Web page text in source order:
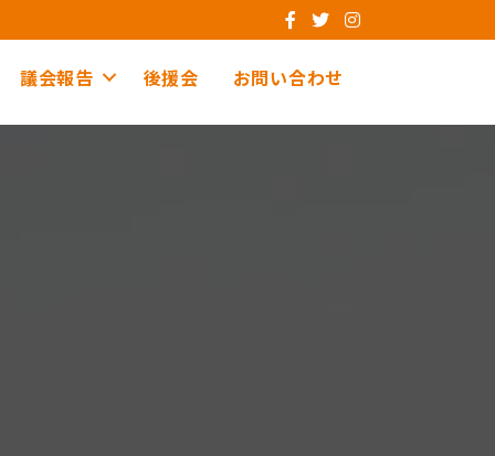
議会報告 後援会 お問い合わせ